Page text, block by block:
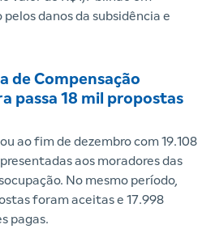
pelos danos da subsidência e
de Compensação
passa 18 mil propostas
ao fim de dezembro com 19.108
aos moradores das
No mesmo período,
foram aceitas e 17.998
pagas.